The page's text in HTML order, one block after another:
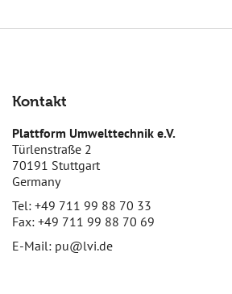
Kontakt
Plattform Umwelttechnik e.V.
Türlenstraße 2
70191 Stuttgart
Germany
Tel: +49 711 99 88 70 33
Fax: +49 711 99 88 70 69
E-Mail: pu@lvi.de